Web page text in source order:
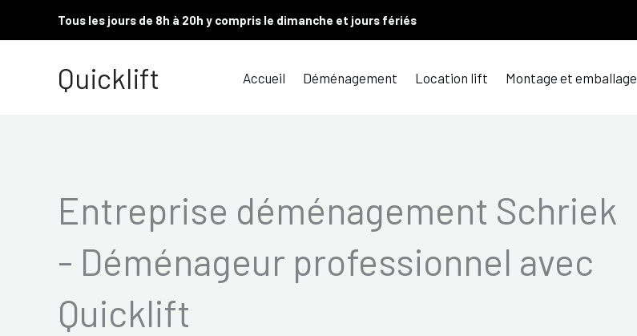
au
Tous les jours de 8h à 20h y compris le dimanche et jours fériés
Quicklift Accueil Déménagement Location lift Montage et emballage
Entreprise déménagement Schriek
- Déménageur professionnel avec
Quicklift